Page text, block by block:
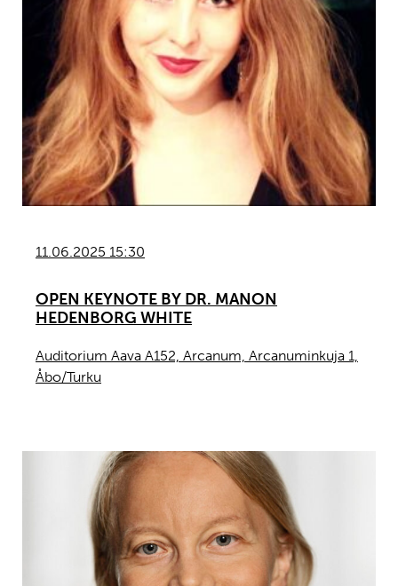
11.06.2025 15:30
OPEN KEYNOTE BY DR. MANON
HEDENBORG WHITE
Auditorium Aava A152, Arcanum, Arcanuminkuja 1,
Åbo/Turku